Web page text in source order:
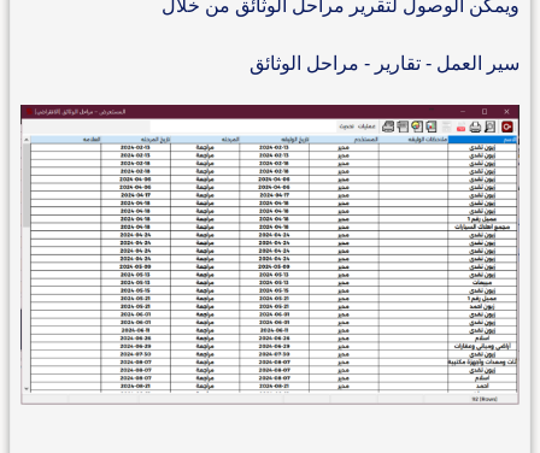
ويمكن الوصول لتقرير مراحل الوثائق من خلال
سير العمل - تقارير - مراحل الوثائق